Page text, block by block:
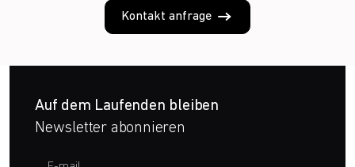
Kontakt anfrage
Auf dem Laufenden bleiben
Newsletter abonnieren